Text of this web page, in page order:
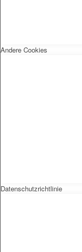
Andere Cookies
Datenschutzrichtlinie